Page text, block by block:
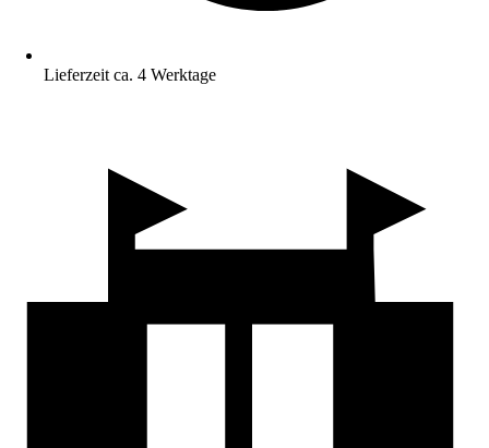
Lieferzeit ca. 4 Werktage